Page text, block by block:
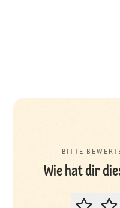
BITTE
Wie hat dir